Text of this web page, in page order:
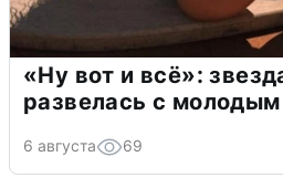
«Ну вот и всё»:
развелась с
6 августа 69